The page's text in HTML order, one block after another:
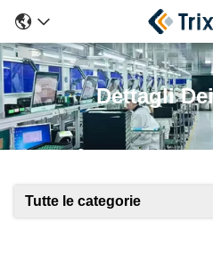
Dettagli
Tutte le categorie